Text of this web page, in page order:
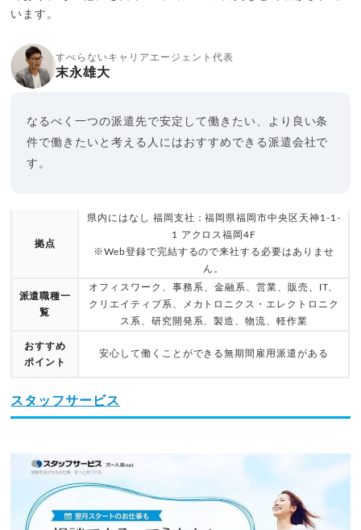
います。
すべらないキャリアエージェント代表
末永雄大
なるべく一つの派遣先で安定して働きたい、より良い条
件で働きたいと考える人にはおすすめできる派遣会社で
す。
拠点
県内にはなし 福岡支社：福岡県福岡市中央区天神1-1-
1 アクロス福岡4F
※Web登録で完結するので来社する必要はありませ
ん。
派遣職種一
覧
オフィスワーク、事務系、金融系、営業、販売、IT、
クリエイティブ系、メカトロニクス・エレクトロニク
ス系、研究開発系、製造、物流、軽作業
おすすめ
ポイント
安心して働くことができる無期間雇用派遣がある
スタッフサービス